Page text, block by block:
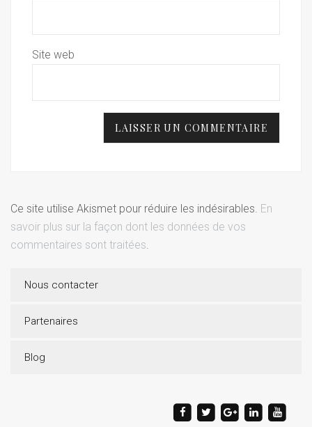
Site web
Ce site utilise Akismet pour réduire les indésirables. En
savoir plus sur la façon dont les données de vos
commentaires sont traitées.
Nous contacter
Partenaires
Blog